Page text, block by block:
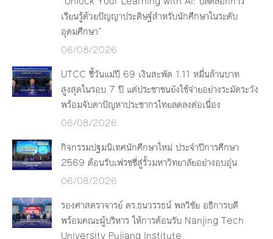
เรียนรู้ด้วยปัญญาประดิษฐ์สำหรับนักศึกษาในระดับ
อุดมศึกษา”
06/08/2026
UTCC ชี้วันแม่ปี 69 เงินสะพัด 1.11 หมื่นล้านบาท
สูงสุดในรอบ 7 ปี แต่ประชาชนยังใช้จ่ายอย่างระมัดระวัง
พร้อมจับตาปัญหาประชากรไทยลดลงต่อเนื่อง
06/08/2026
กิจกรรมปฐมนิเทศนักศึกษาใหม่ ประจำปีการศึกษา
2569 ต้อนรับเฟรชชี่สู่รั้วมหาวิทยาลัยอย่างอบอุ่น
06/08/2026
รองศาสตราจารย์ ดร.ธนวรรธน์ พลวิชัย อธิการบดี
พร้อมคณะผู้บริหาร ให้การต้อนรับ Nanjing Tech
University Pujiang Institute